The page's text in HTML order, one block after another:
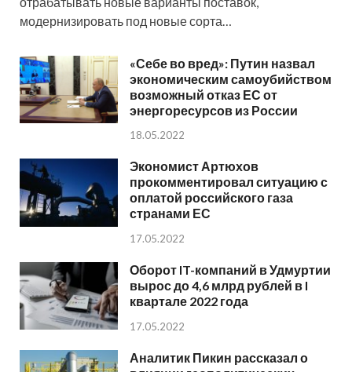
модернизировать под новые сорта…
«Себе во вред»: Путин назвал
экономическим самоубийством
возможный отказ ЕС от
энергоресурсов из России
18.05.2022
Экономист Артюхов
прокомментировал ситуацию с
оплатой российского газа
странами ЕС
17.05.2022
Оборот IT-компаний в Удмуртии
вырос до 4,6 млрд рублей в I
квартале 2022 года
17.05.2022
Аналитик Пикин рассказал о